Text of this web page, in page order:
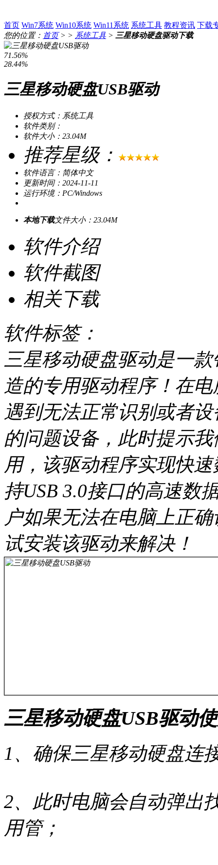
首页 Win7系统 Win10系统 Win11系统 系统工具 教程资讯 下载
您的位置： 首页> > 系统工具 > 三星移动硬盘驱动下载
71.56%
28.44%
三星移动硬盘USB驱动
授权方式：系统工具
软件类别：
软件大小：23.04M
推荐星级：
软件语言：简体中文
更新时间：2024-11-11
运行环境：PC/Windows
本地下载文件大小：23.04M
软件介绍
软件截图
相关下载
软件标签：
三星移动硬盘驱动是一
造的专用驱动程序！在
遇到无法正常识别或者
的问题设备，此时提示
用，该驱动程序实现快
持USB 3.0接口的高速数
户如果无法在电脑上正
试安装该驱动来解决！
三星移动硬盘USB驱动
1、确保三星移动硬盘连
2、此时电脑会自动弹出
用管；